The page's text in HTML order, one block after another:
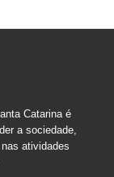
Catarina é
a sociedade,
atividades